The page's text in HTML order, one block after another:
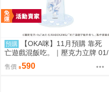
預購
【OKA咪】11月預購 靠死
亡遊戲混飯吃。｜壓克力立牌 01/
A(新繪插畫) (幽鬼)
售價 590